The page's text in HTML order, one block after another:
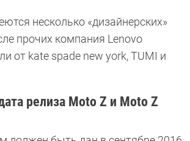
несколько «дизайнерских»
прочих компания Lenovo
от kate spade new york, TUMI и
релиза Moto Z и Moto Z